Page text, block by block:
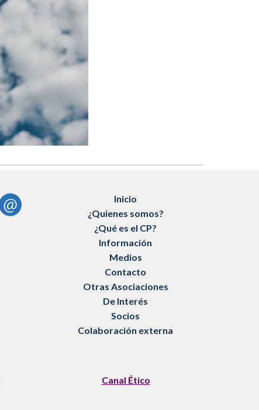
Inicio
¿Quienes somos?
¿Qué es el CP?
Información
Medios
Contacto
Otras Asociaciones
De Interés
Socios
Colaboración externa
Canal Ético